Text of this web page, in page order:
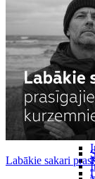
Citi
Visas
Labākie sakari